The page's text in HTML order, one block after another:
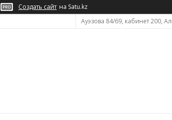
Создать сайт на Satu.kz
Ауэзова 84/69, кабинет 200,